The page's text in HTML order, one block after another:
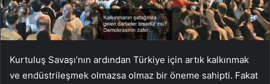
Kurtuluş Savaşı’nın ardından Türkiye için artık kalkınmak
ve endüstrileşmek olmaz­sa olmaz bir öneme sahipti. Fakat